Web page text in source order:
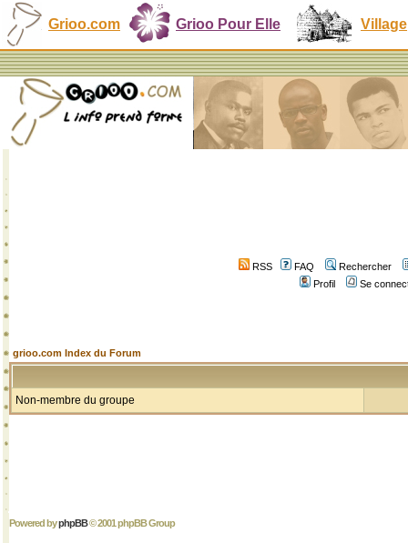
Grioo.com Grioo Pour Elle Village
RSS FAQ
Rechercher
Profil
Se
grioo.com Index du Forum
Non-membre du groupe
Powered byphpBB© 2001 phpBB Group